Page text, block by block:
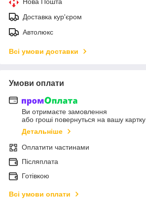
Доставка кур'єром
Автолюкс
Всі умови доставки
Умови оплати
Ви отримаєте замовлення
або гроші повернуться на вашу картку
Детальніше
Оплатити частинами
Післяплата
Готівкою
Всі умови оплати